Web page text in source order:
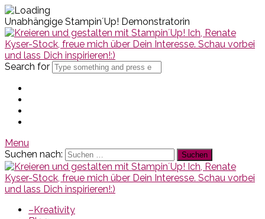
Unabhängige Stampin´Up! Demonstratorin
Search for
Menu
Suchen nach:
–Kreativity